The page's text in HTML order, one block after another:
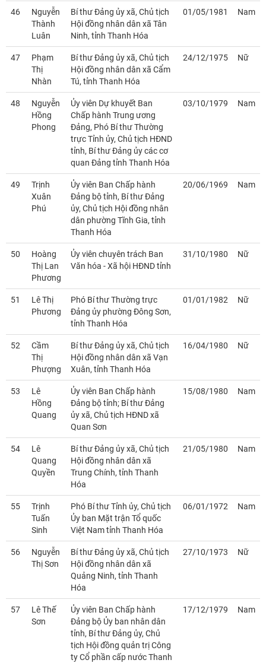
46
Nguyễn
Thành
Luân
Bí thư Đảng ủy xã, Chủ tịch
Hội đồng nhân dân xã Tân
Ninh, tỉnh Thanh Hóa
01/05/1981 Nam
47
Phạm
Thị
Nhàn
Bí thư Đảng ủy xã, Chủ tịch
Hội đồng nhân dân xã Cẩm
Tú, tỉnh Thanh Hóa
24/12/1975 Nữ
48
Nguyễn
Hồng
Phong
Ủy viên Dự khuyết Ban
Chấp hành Trung ương
Đảng, Phó Bí thư Thường
trực Tỉnh ủy, Chủ tịch HĐND
tỉnh, Bí thư Đảng ủy các cơ
quan Đảng tỉnh Thanh Hóa
03/10/1979 Nam
49
Trịnh
Xuân
Phú
Ủy viên Ban Chấp hành
Đảng bộ tỉnh, Bí thư Đảng
ủy, Chủ tịch Hội đồng nhân
dân phường Tĩnh Gia, tỉnh
Thanh Hóa
20/06/1969 Nam
50
Hoàng
Thị Lan
Phương
Ủy viên chuyên trách Ban
Văn hóa - Xã hội HĐND tỉnh
31/10/1980 Nữ
51
Lê Thị
Phương
Phó Bí thư Thường trực
Đảng ủy phường Đông Sơn,
tỉnh Thanh Hóa
01/01/1982 Nữ
52
Cầm
Thị
Phượng
Bí thư Đảng ủy xã, Chủ tịch
Hội đồng nhân dân xã Vạn
Xuân, tỉnh Thanh Hóa
16/04/1980 Nữ
53
Lê
Hồng
Quang
Ủy viên Ban Chấp hành
Đảng bộ tỉnh; Bí thư Đảng
ủy xã, Chủ tịch HĐND xã
Quan Sơn
15/08/1980 Nam
54
Lê
Quang
Quyền
Bí thư Đảng ủy xã, Chủ tịch
Hội đồng nhân dân xã
Trung Chính, tỉnh Thanh
Hóa
21/05/1980 Nam
55
Trịnh
Tuấn
Sinh
Phó Bí thư Tỉnh ủy, Chủ tịch
Ủy ban Mặt trận Tổ quốc
Việt Nam tỉnh Thanh Hóa
06/01/1972 Nam
56
Nguyễn
Thị Sơn
Bí thư Đảng ủy xã, Chủ tịch
Hội đồng nhân dân xã
Quảng Ninh, tỉnh Thanh
Hóa
27/10/1973 Nữ
57
Lê Thế
Sơn
Ủy viên Ban Chấp hành
Đảng bộ Ủy ban nhân dân
tỉnh, Bí thư Đảng ủy, Chủ
tịch Hội đồng quản trị Công
ty Cổ phần cấp nước Thanh
17/12/1979 Nam